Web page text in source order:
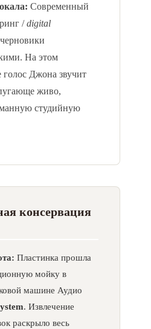
Современный
/digital
На этом
голос Джона звучит
живо,
студийную
консервация
Пластинка прошла
мойку в
машине Аудио
. Извлечение
раскрыло весь